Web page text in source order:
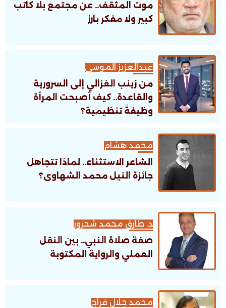
موت المثقف.. عن مجتمع بلا كاتب
كبير ولا مفكر بارز
عبدالعزيز الموسى
من زينب الغزالي إلى السرورية
والقاعدة.. كيف أصبحت المرأة
وظيفةً تنظيمية؟
محمد هشام
الشاعر الاستثناء.. لماذا تتجاهل
جائزة النيل محمد الشهاوى؟
د. طارق محمد شحرور
صفة صلاة النبي.. بين النقل
العملي والرواية المكتوبة
محمد جلال فراج